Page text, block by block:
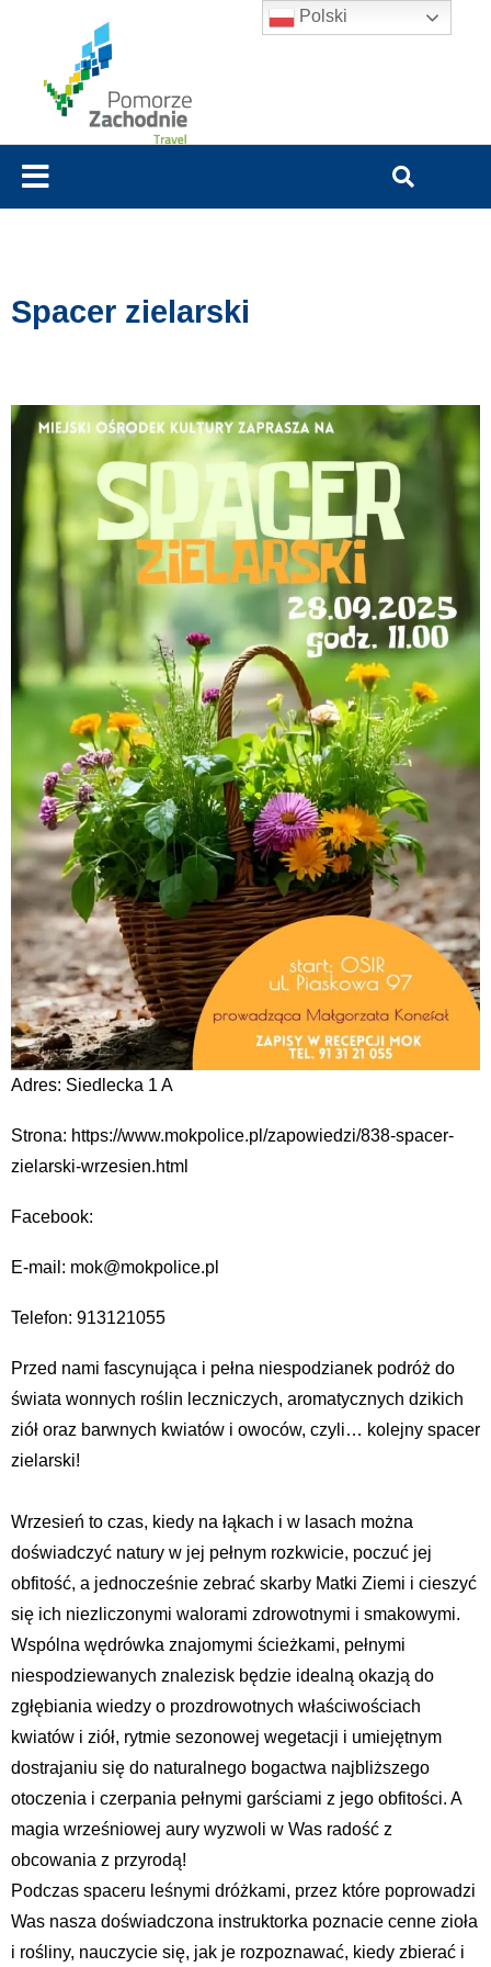
Spacer zielarski
Adres: Siedlecka 1 A
Strona: https://www.mokpolice.pl/zapowiedzi/838-spacer-
zielarski-wrzesien.html
Facebook:
E-mail: mok@mokpolice.pl
Telefon: 913121055
Przed nami fascynująca i pełna niespodzianek podróż do
świata wonnych roślin leczniczych, aromatycznych dzikich
ziół oraz barwnych kwiatów i owoców, czyli… kolejny spacer
zielarski!
Wrzesień to czas, kiedy na łąkach i w lasach można
doświadczyć natury w jej pełnym rozkwicie, poczuć jej
obfitość, a jednocześnie zebrać skarby Matki Ziemi i cieszyć
się ich niezliczonymi walorami zdrowotnymi i smakowymi.
Wspólna wędrówka znajomymi ścieżkami, pełnymi
niespodziewanych znalezisk będzie idealną okazją do
zgłębiania wiedzy o prozdrowotnych właściwościach
kwiatów i ziół, rytmie sezonowej wegetacji i umiejętnym
dostrajaniu się do naturalnego bogactwa najbliższego
otoczenia i czerpania pełnymi garściami z jego obfitości. A
magia wrześniowej aury wyzwoli w Was radość z
obcowania z przyrodą!
Podczas spaceru leśnymi dróżkami, przez które poprowadzi
Was nasza doświadczona instruktorka poznacie cenne zioła
i rośliny, nauczycie się, jak je rozpoznawać, kiedy zbierać i
Polski